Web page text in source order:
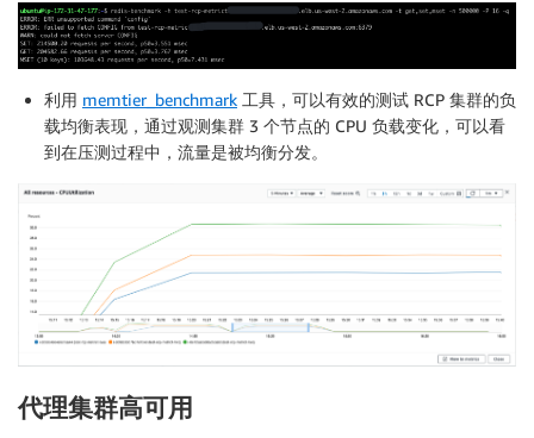
    Type: Number
Description: Set initial size of EC2 instances
  RedisClusterProxyMinimalInstanceCount:
    Type: Number
Description: Set minimize size of EC2 instances
  RedisClusterProxyMaximumInstanceCount:
    Type: Number
Description: Set maximum size of EC2 instances
    Default: 16
  RedisClusterProxyInstanceType:
    Type: String
    Default: c5.large
      - c5.2xlarge
      - c5.xlarge
利用 memtier_benchmark 工具，可以有效的测试 RCP 集群的负
载均衡表现，通过观测集群 3 个节点的 CPU 负载变化，可以看
到在压测过程中，流量是被均衡分发。
代理集群高可用